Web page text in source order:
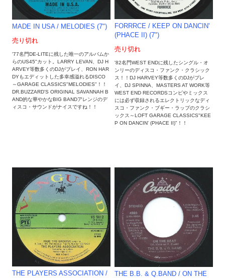
MADE IN USA / MELODIES (7")
売り切れ
'77名門DE-LITEに残した唯一のアルバムか
らのUS45"カット。LARRY LEVAN、DJ H
ARVEY等数多くのDJがプレイ、RON HAR
DYもエディットした多幸感溢れるDISCO
～GARAGE CLASSICS"MELODIES"！！
DR.BUZZARD'S ORIGINAL SAVANNAH B
AND的な華やかなBIG BANDアレンジのデ
ィスコ・サウンドがナイスですね！！
FORRRCE / KEEP ON DANCIN'
(PHACE II) (7")
売り切れ
'82名門WEST ENDに残したシングル・オ
ンリーのディスコ・ファンク・クラシック
ス！！DJ HARVEY等数多くのDJがプレ
イ、DJ SPINNA、MASTERS AT WORK等
WEST END RECORDSコンピやミックス
には必ず収録されるエレクトリックなディ
スコ・ファンク・ブギー・ラップのクラシ
ックス～LOFT GARAGE CLASSICS"KEE
P ON DANCIN' (PHACE II)"！！
THE PLAYERS ASSOCIATION /
THE B.B. & Q.BAND / ON THE